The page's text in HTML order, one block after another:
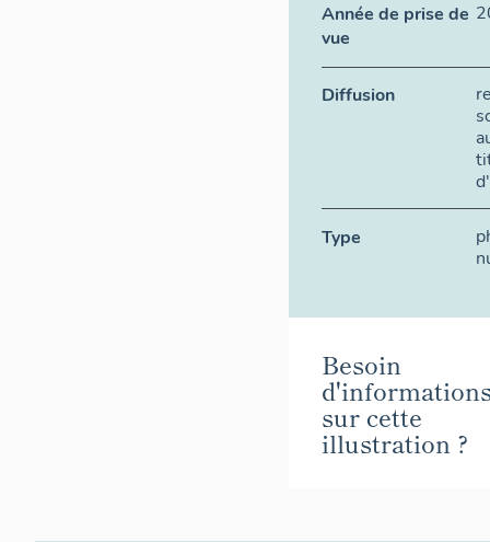
Année de prise de
vue
Diffusion
Type
Besoin
sur cette
illustration ?